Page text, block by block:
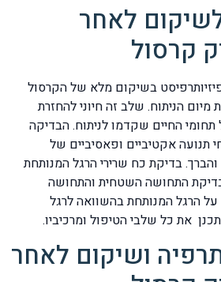
לאחר
קרסול
בשיקום מלא של הקרסול
עד 8 שבועות מיום הניתוח. שלב זה חיוני להחזרת
החיים שקדמו לניתוח. הבדיקה
תנועה אקטיביים ופאסיביים של
בדיקת כח שרירי הרגל המנותחת
התחושה השטחית והתחושה
הרגל המנותחת בהשוואה לרגל
את כל שלבי הטיפול ומרכיביו.
ושיקום לאחר